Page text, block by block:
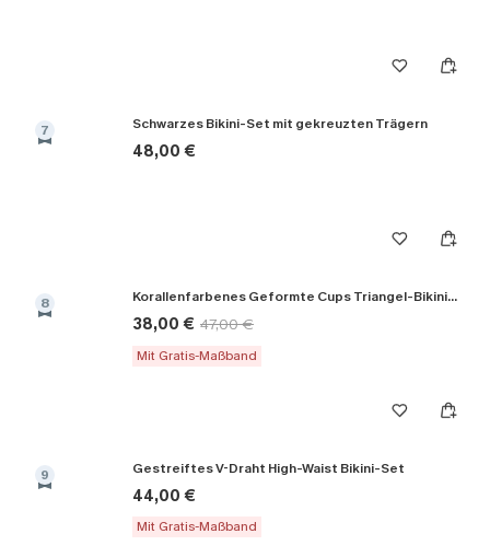
7 Schwarzes Bikini-Set mit gekreuzten Trägern
48,00 €
8 Korallenfarbenes Geformte Cups Triangel-Bikini-Set
38,00 € 47,00 €
Mit Gratis-Maßband
9 Gestreiftes V-Draht High-Waist Bikini-Set
44,00 €
Mit Gratis-Maßband